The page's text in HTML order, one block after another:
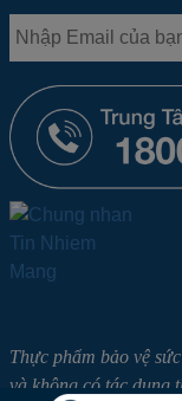
Thực phẩm bảo vệ
và không có tác dụng